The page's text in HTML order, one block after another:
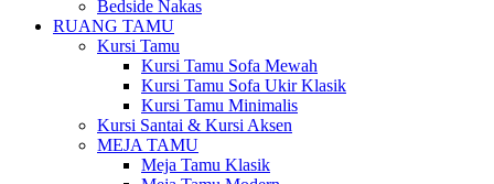
Bedside Nakas
RUANG TAMU
Kursi Tamu
Kursi Tamu Sofa Mewah
Kursi Tamu Sofa Ukir Klasik
Kursi Tamu Minimalis
Kursi Santai & Kursi Aksen
MEJA TAMU
Meja Tamu Klasik